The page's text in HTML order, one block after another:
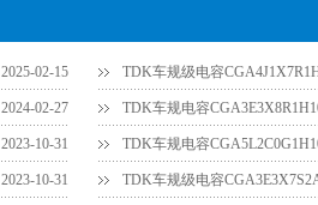
2025-02-15 TDK车规级电容
2024-02-27
2023-10-31
2023-10-31 TDK车规级电容